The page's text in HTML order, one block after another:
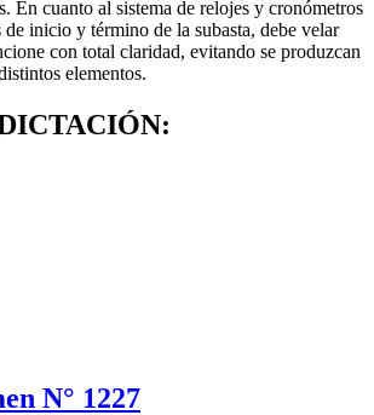
En cuanto al sistema de relojes y cronómetros
de inicio y término de la subasta, debe velar
con total claridad, evitando se produzcan
elementos.
N° 1227